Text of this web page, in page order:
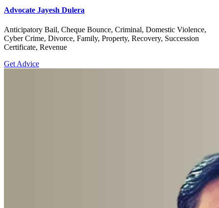
Advocate Jayesh Dulera
Anticipatory Bail, Cheque Bounce, Criminal, Domestic Violence,
Cyber Crime, Divorce, Family, Property, Recovery, Succession
Certificate, Revenue
Get Advice